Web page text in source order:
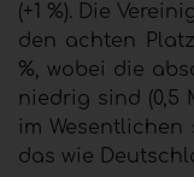
(+1 %). Die
den achten
%, wobei die
niedrig sind (0,5
im Wesentlichen
das wie